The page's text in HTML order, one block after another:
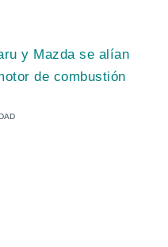
y Mazda se alían
de combustión